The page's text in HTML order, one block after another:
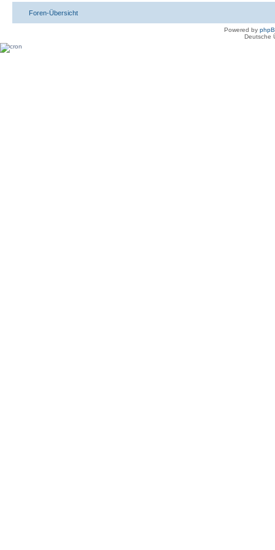
Foren-Übersicht
Powered by
Deutsche